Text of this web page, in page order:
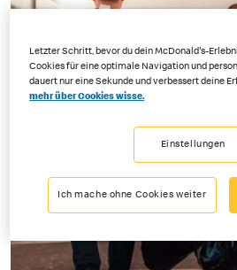
Letzter Schritt, bevor du dein McDonald's-
Cookies für eine optimale Navigation und
dauert nur eine Sekunde und verbessert deine
mehr über Cookies wisse.
Einstellungen
Ich mache ohne Cookies weiter